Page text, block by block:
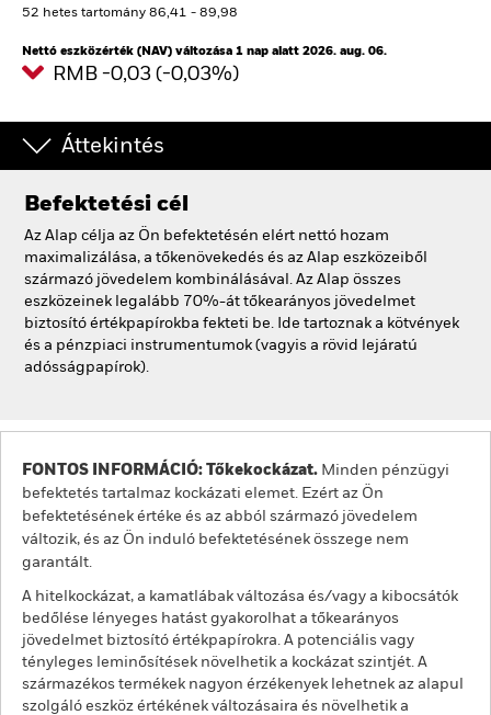
52 hetes tartomány 86,41 - 89,98
Nettó eszközérték (NAV) változása 1 nap alatt 2026. aug. 06.
RMB -0,03 (-0,03%)
Áttekintés
Befektetési cél
Az Alap célja az Ön befektetésén elért nettó hozam
maximalizálása, a tőkenövekedés és az Alap eszközeiből
származó jövedelem kombinálásával. Az Alap összes
eszközeinek legalább 70%-át tőkearányos jövedelmet
biztosító értékpapírokba fekteti be. Ide tartoznak a kötvények
és a pénzpiaci instrumentumok (vagyis a rövid lejáratú
adósságpapírok).
FONTOS INFORMÁCIÓ: Tőkekockázat. Minden pénzügyi
befektetés tartalmaz kockázati elemet. Ezért az Ön
befektetésének értéke és az abból származó jövedelem
változik, és az Ön induló befektetésének összege nem
garantált.
A hitelkockázat, a kamatlábak változása és/vagy a kibocsátók
bedőlése lényeges hatást gyakorolhat a tőkearányos
jövedelmet biztosító értékpapírokra. A potenciális vagy
tényleges leminősítések növelhetik a kockázat szintjét. A
származékos termékek nagyon érzékenyek lehetnek az alapul
szolgáló eszköz értékének változásaira és növelhetik a